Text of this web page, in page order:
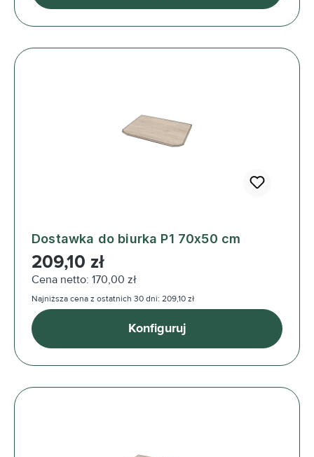
Dostawka do biurka P1 70x50 cm
Cena regularna:
209,10 zł
Cena netto: 170,00 zł
Najniższa cena z ostatnich 30 dni: 209,10 zł
Konfiguruj